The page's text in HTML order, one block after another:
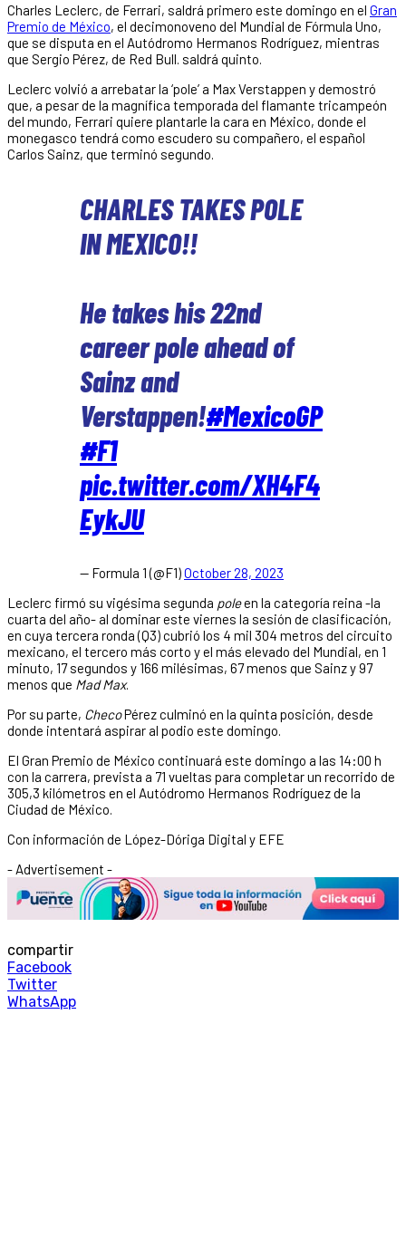
Charles Leclerc, de Ferrari, saldrá primero este domingo en el Gran
Premio de México, el decimonoveno del Mundial de Fórmula Uno,
que se disputa en el Autódromo Hermanos Rodríguez, mientras
que Sergio Pérez, de Red Bull. saldrá quinto.
Leclerc volvió a arrebatar la ‘pole’ a Max Verstappen y demostró
que, a pesar de la magnífica temporada del flamante tricampeón
del mundo, Ferrari quiere plantarle la cara en México, donde el
monegasco tendrá como escudero su compañero, el español
Carlos Sainz, que terminó segundo.
CHARLES TAKES POLE
IN MEXICO!!
He takes his 22nd
career pole ahead of
Sainz and
Verstappen!#MexicoGP
#F1
pic.twitter.com/XH4F4
EykJU
— Formula 1 (@F1)October 28, 2023
Leclerc firmó su vigésima segunda poleen la categoría reina -la
cuarta del año- al dominar este viernes la sesión de clasificación,
en cuya tercera ronda (Q3) cubrió los 4 mil 304 metros del circuito
mexicano, el tercero más corto y el más elevado del Mundial, en 1
minuto, 17 segundos y 166 milésimas, 67 menos que Sainz y 97
menos que Mad Max.
Por su parte, ChecoPérez culminó en la quinta posición, desde
donde intentará aspirar al podio este domingo.
El Gran Premio de México continuará este domingo a las 14:00 h
con la carrera, prevista a 71 vueltas para completar un recorrido de
305,3 kilómetros en el Autódromo Hermanos Rodríguez de la
Ciudad de México.
Con información de López-Dóriga Digital y EFE
- Advertisement -
compartir
Facebook
Twitter
WhatsApp